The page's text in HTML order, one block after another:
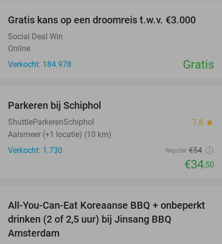
Gratis kans op een droomreis t.w.v. €3.000
Social Deal Win
Online
Verkocht: 184.978
Gratis
Parkeren bij Schiphol
ShuttleParkerenSchiphol 7.8 star
Aalsmeer (+1 locatie) (10 km)
Verkocht: 1.730
Regulier €54
€34,50
21%
All-You-Can-Eat Koreaanse BBQ + onbeperkt
drinken (2 of 2,5 uur) bij Jinsang BBQ
Amsterdam